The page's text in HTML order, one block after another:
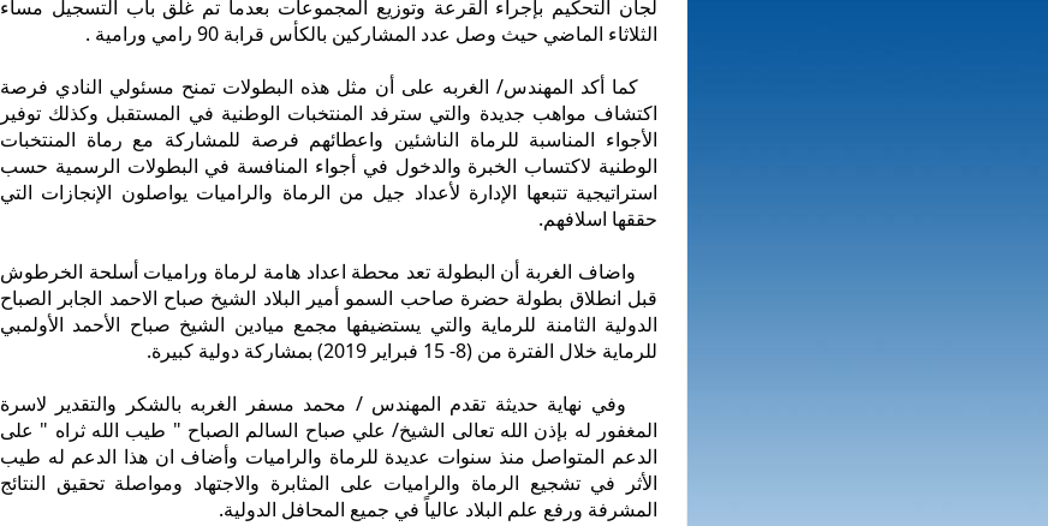
لجان التحكيم بإجراء القرعة وتوزيع المجموعات بعدما تم غلق باب التسجيل مساء
الثلاثاء الماضي حيث وصل عدد المشاركين بالكأس قرابة 90 رامي ورامية .
كما أكد المهندس/ الغربه على أن مثل هذه البطولات تمنح مسئولي النادي فرصة
اكتشاف مواهب جديدة والتي سترفد المنتخبات الوطنية في المستقبل وكذلك توفير
الأجواء المناسبة للرماة الناشئين واعطائهم فرصة للمشاركة مع رماة المنتخبات
الوطنية لاكتساب الخبرة والدخول في أجواء المنافسة في البطولات الرسمية حسب
استراتيجية تتبعها الإدارة لأعداد جيل من الرماة والراميات يواصلون الإنجازات التي
حققها اسلافهم.
واضاف الغربة أن البطولة تعد محطة اعداد هامة لرماة وراميات أسلحة الخرطوش
قبل انطلاق بطولة حضرة صاحب السمو أمير البلاد الشيخ صباح الاحمد الجابر الصباح
الدولية الثامنة للرماية والتي يستضيفها مجمع ميادين الشيخ صباح الأحمد الأولمبي
للرماية خلال الفترة من (8- 15 فبراير 2019) بمشاركة دولية كبيرة.
وفي نهاية حديثة تقدم المهندس / محمد مسفر الغربه بالشكر والتقدير لاسرة
المغفور له بإذن الله تعالى الشيخ/ علي صباح السالم الصباح " طيب الله ثراه " على
الدعم المتواصل منذ سنوات عديدة للرماة والراميات وأضاف ان هذا الدعم له طيب
الأثر في تشجيع الرماة والراميات على المثابرة والاجتهاد ومواصلة تحقيق النتائج
المشرفة ورفع علم البلاد عالياً في جميع المحافل الدولية.